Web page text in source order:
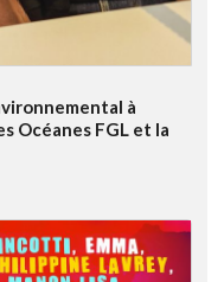
à
Océanes FGL et la